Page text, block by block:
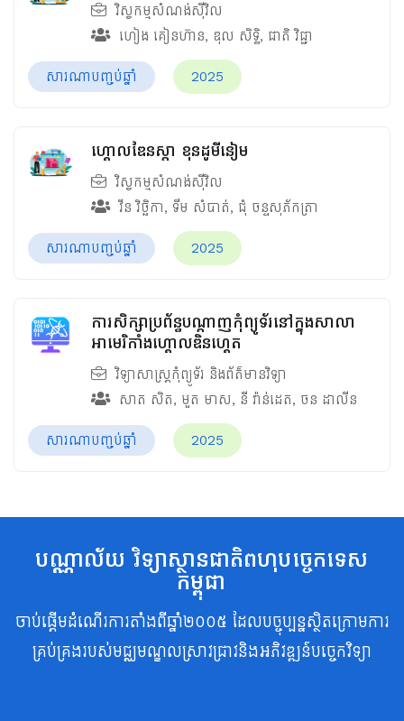
វិស្វកម្មសំណង់ស៊ីវិល
ហៀង គៀនហ៊ាន, ឌុល សិទ្ធិ, ជាតិ វិជ្ជា
សារណាបញ្ចប់ឆ្នាំ 2025
ហ្គោលឌែនស្តា ខុនដូមីនៀម
វិស្វកម្មសំណង់ស៊ីវិល
វីន វិច្ឆិកា, ទឹម សំបាត់, ជុំ​ ចន្ទសុភ័កត្រា
សារណាបញ្ចប់ឆ្នាំ 2025
ការសិក្សាប្រព័ន្ធបណ្ដាញកុំព្យូទ័រនៅក្នុងសាលា
អាមេរិកាំងហ្គោលឌិនហ្គេត
វិទ្យាសាស្ត្រកុំព្យូទ័រ និងព័ត៌មានវិទ្យា
សាត សិត, មួត​ មាស, នី វ៉ាន់ដេត, ចន ដាលីន
សារណាបញ្ចប់ឆ្នាំ 2025
បណ្ណាល័យ វិទ្យាស្ថានជាតិពហុបច្ចេកទេស
កម្ពុជា
ចាប់ផ្តើមដំណើរការតាំងពីឆ្នាំ២០០៥ ដែលបច្ចុប្បន្នស្ថិតក្រោមការ
គ្រប់គ្រងរបស់មជ្ឈមណ្ឌលស្រាវជ្រាវនិងអភិវឌ្ឍន៍បច្ចេកវិទ្យា